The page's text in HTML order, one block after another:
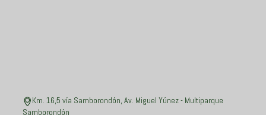
Km. 16,5 vía Samborondón, Av. Miguel Yúnez - Multiparque
Samborondón